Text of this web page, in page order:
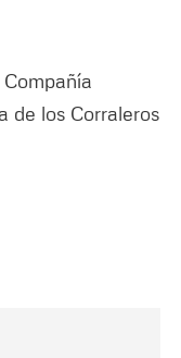
de los Corraleros